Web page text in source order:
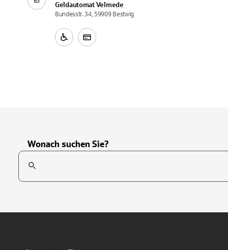
Geldautomat Velmede
Bundesstr. 34, 59909 Bestwig
Wonach suchen Sie?
Suchfeld